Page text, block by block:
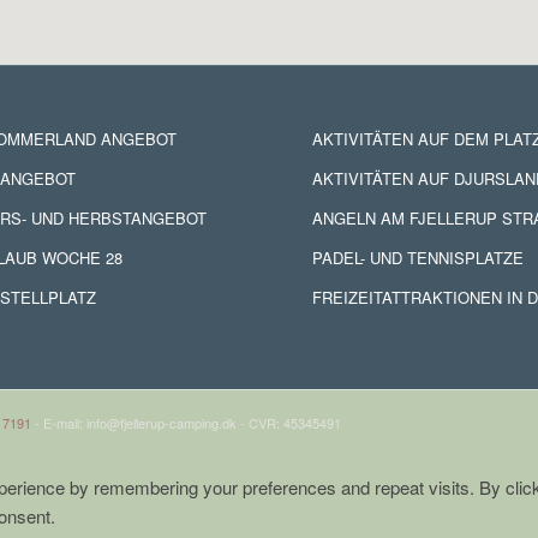
ANGEBOT
UND HERBSTANGEBOT
WOCHE 28
AKTIVITÄTEN AUF DEM
AKTIVITÄTEN AUF
ANGELN AM FJELLERUP
PADEL- UND TENNISPLATZE
FREIZEITATTRAKTIONEN IN
- E-mail: info@fjellerup-camping.dk - CVR: 45345491
by remembering your preferences and repeat visits. By